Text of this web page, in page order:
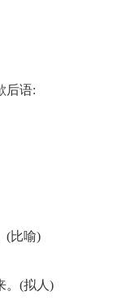
搜集的歇后语:
(比喻)
。(拟人)